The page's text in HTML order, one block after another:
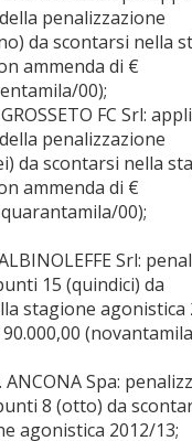
penalizzazione
da scontarsi nella
ammenda di €
00);
FC Srl:
penalizzazione
da scontarsi nella
ammenda di €
00);
Srl:
15 (quindici) da
stagione agonistica
ANCONA Spa:
8 (otto) da
agonistica 2012/13;